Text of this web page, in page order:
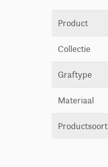
Product
Collectie
Graftype
Materiaal
Productsoort